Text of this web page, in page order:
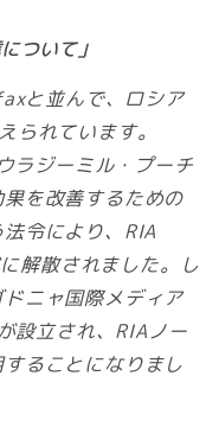
ついて」
と並んで、ロシア
られています。
ラジーミル・プーチ
を改善するための
令により、RIA
解散されました。し
ニャ国際メディア
設立され、RIAノー
ることになりまし